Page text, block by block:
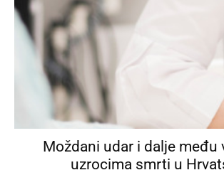
Moždani udar i dalje među
uzrocima smrti u